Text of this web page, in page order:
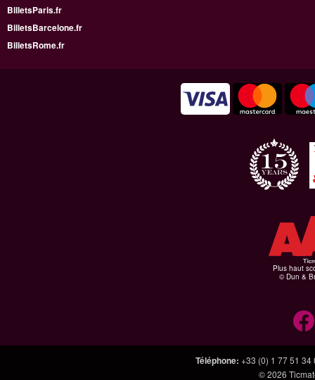
BilletsParis.fr
BilletsBarcelone.fr
BilletsRome.fr
Plus haut
© Dun &
Téléphone: +33 (0) 1 77 51 34
© 2026